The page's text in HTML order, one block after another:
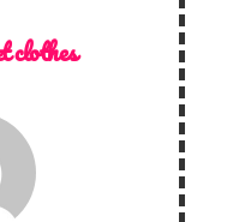
clothes